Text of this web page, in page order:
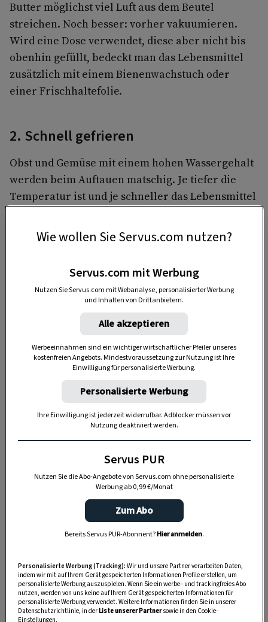
Butter möglichst viel Luft aus dem Beutel
streichen. Noch besser: vorher vakuumieren.
Wird eine Dose verwendet, diese aber nicht bis
obenhin gefüllt, bedeckt man das Lebensmittel
zusätzlich mit einem Bienenwachstuch oder
einer Frischhaltefolie.
2. Schnell gefrieren
Obst und Gemüse mit einem hohen Wassergehalt
werden beim Auftauen matschig. Je tiefer die
Temperatur ist und je schneller das Lebensmittel
der Effekt des Weichwerdens bei stark
wasserhaltigen Lebensmitteln aber nicht.
„Servus Garten“ auf WhatsApp
Nutzen Sie WhatsApp auf Ihrem Handy und lieben es, auf
dem Balkon, der Terrasse oder im Garten zu werkeln? In
unserem kostenlosen WhatsApp-Kanal finden Sie täglich
Tipps und Tricks für Garten, Terrasse, Balkon- und
Zimmerpflanzen.
3. Lagerung beachten
Wie wollen Sie Servus.com nutzen?
Servus.com mit Werbung
Nutzen Sie Servus.com mit Webanalyse, personalisierter Werbung
und Inhalten von Drittanbietern.
Alle akzeptieren
Werbeeinnahmen sind ein wichtiger wirtschaftlicher Pfeiler unseres
kostenfreien Angebots. Mindestvoraussetzung zur Nutzung ist Ihre
Einwilligung für personalisierte Werbung.
Personalisierte Werbung
Ihre Einwilligung ist jederzeit widerrufbar. Adblocker müssen vor
Nutzung deaktiviert werden.
Servus PUR
Nutzen Sie die Abo-Angebote von Servus.com ohne personalisierte
Werbung ab 0,99 €/Monat
Zum Abo
Bereits Servus PUR-Abonnent?Hier anmelden.
Personalisierte Werbung (Tracking): Wir und unsere Partner verarbeiten Daten,
indem wir mit auf Ihrem Gerät gespeicherten Informationen Profile erstellen, um
personalisierte Werbung auszuspielen. Wenn Sie ein werbe– und trackingfreies Abo
nutzen, werden von uns keine auf Ihrem Gerät gespeicherten Informationen für
personalisierte Werbung verwendet. Weitere Informationen finden Sie in unserer
Datenschutzrichtlinie, in derListe unserer Partnersowie in den Cookie-
Einstellungen.